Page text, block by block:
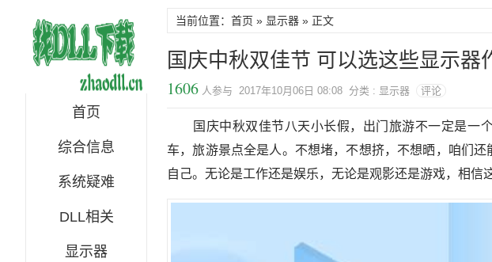
首页
综合信息
系统疑难
DLL相关
显示器
当前位置：首页 » 显示器 » 正文
国庆中秋双佳节 可以选这些显示器
1606 人参与 2017年10月06日 08:08 分类 : 显示器 评论
国庆中秋双佳节八天小长假，出门旅游不一定是一
车，旅游景点全是人。不想堵，不想挤，不想晒，咱们
自己。无论是工作还是娱乐，无论是观影还是游戏，相信